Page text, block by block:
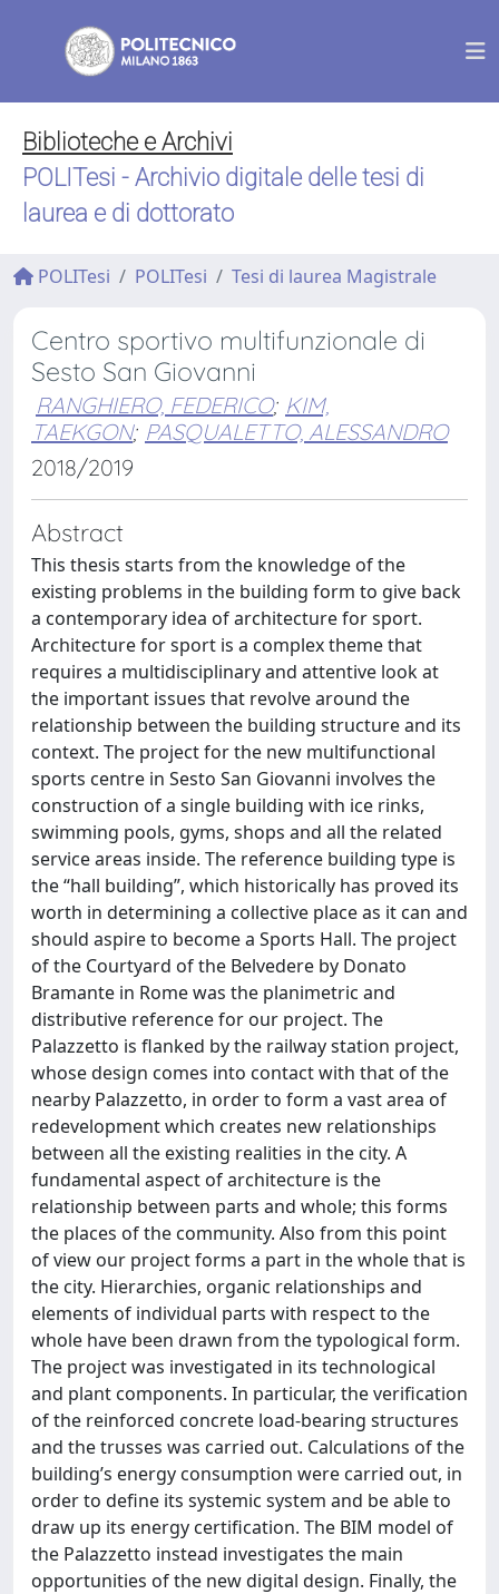
Biblioteche e Archivi
POLITesi - Archivio digitale delle tesi di
laurea e di dottorato
POLITesi POLITesi Tesi di laurea Magistrale
Centro sportivo multifunzionale di
Sesto San Giovanni
RANGHIERO, FEDERICO; KIM,
TAEKGON; PASQUALETTO, ALESSANDRO
2018/2019
Abstract
This thesis starts from the knowledge of the
existing problems in the building form to give back
a contemporary idea of architecture for sport.
Architecture for sport is a complex theme that
requires a multidisciplinary and attentive look at
the important issues that revolve around the
relationship between the building structure and its
context. The project for the new multifunctional
sports centre in Sesto San Giovanni involves the
construction of a single building with ice rinks,
swimming pools, gyms, shops and all the related
service areas inside. The reference building type is
the “hall building”, which historically has proved its
worth in determining a collective place as it can and
should aspire to become a Sports Hall. The project
of the Courtyard of the Belvedere by Donato
Bramante in Rome was the planimetric and
distributive reference for our project. The
Palazzetto is flanked by the railway station project,
whose design comes into contact with that of the
nearby Palazzetto, in order to form a vast area of
redevelopment which creates new relationships
between all the existing realities in the city. A
fundamental aspect of architecture is the
relationship between parts and whole; this forms
the places of the community. Also from this point
of view our project forms a part in the whole that is
the city. Hierarchies, organic relationships and
elements of individual parts with respect to the
whole have been drawn from the typological form.
The project was investigated in its technological
and plant components. In particular, the verification
of the reinforced concrete load-bearing structures
and the trusses was carried out. Calculations of the
building’s energy consumption were carried out, in
order to define its systemic system and be able to
draw up its energy certification. The BIM model of
the Palazzetto instead investigates the main
opportunities of the new digital design. Finally, the